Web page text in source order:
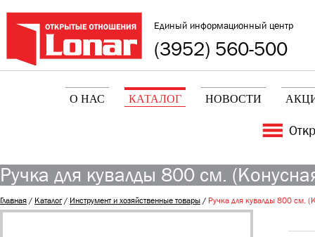
Единый информационный центр
(3952) 560-500
О НАС КАТАЛОГ НОВОСТИ
Ручка для кувалды 800 см.
Главная/ Каталог/ Инструмент и хозяйственные товары/ Ручка для кувалды 800 см.